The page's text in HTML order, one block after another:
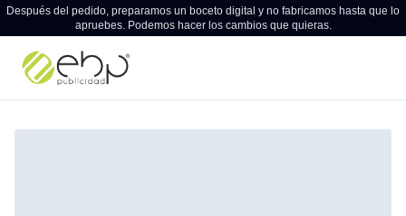
Después del pedido, preparamos un boceto digital y no fabricamos hasta que lo
apruebes. Podemos hacer los cambios que quieras.